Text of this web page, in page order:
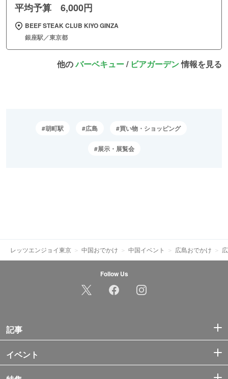
平均予算 6,000円
BEEF STEAK CLUB KIYO GINZA
銀座駅／東京都
他のバーベキュー/ ビアガーデン情報を見る
胡町駅 広島 買い物・ショッピング
展示・展覧会
レッツエンジョイ東京 中国おでかけ 中国イベント 広島おでかけ
Follow Us
記事
イベント